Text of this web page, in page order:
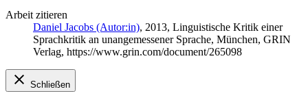
Arbeit zitieren
Daniel Jacobs (Autor:in), 2013, Linguistische Kritik einer
Sprachkritik an unangemessener Sprache, München, GRIN
Verlag, https://www.grin.com/document/265098
Schließen